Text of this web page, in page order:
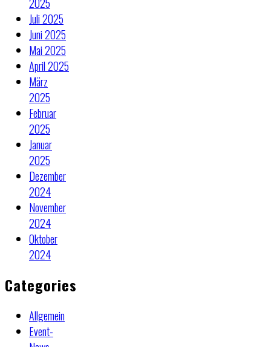
Juli 2025
Juni 2025
Mai 2025
April 2025
März
2025
Februar
2025
Januar
2025
Dezember
2024
November
2024
Oktober
2024
Categories
Allgemein
Event-